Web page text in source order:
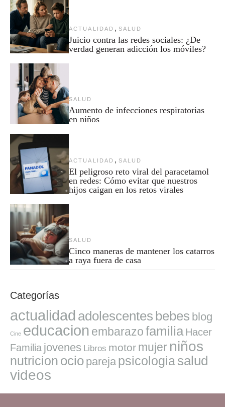
ACTUALIDAD , SALUD
Juicio contra las redes sociales: ¿De
verdad generan adicción los móviles?
SALUD
Aumento de infecciones respiratorias
en niños
ACTUALIDAD , SALUD
El peligroso reto viral del paracetamol
en redes: Cómo evitar que nuestros
hijos caigan en los retos virales
SALUD
Cinco maneras de mantener los catarros
a raya fuera de casa
Categorías
actualidad adolescentes bebes blog
Cine educacion embarazofamilia Hacer
Familia jovenes Libros motor mujer niños
nutricion ocio pareja psicologiasalud
videos